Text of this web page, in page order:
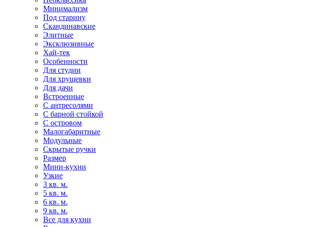
Минимализм
Под старину
Скандинавские
Элитные
Эксклюзивные
Хай-тек
Особенности
Для студии
Для хрущевки
Для дачи
Встроенные
С антресолями
С барной стойкой
С островом
Малогабаритные
Модульные
Скрытые ручки
Размер
Мини-кухни
Узкие
3 кв. м.
5 кв. м.
6 кв. м.
9 кв. м.
Все для кухни